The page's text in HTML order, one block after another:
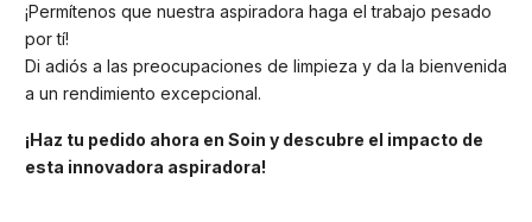
¡Permítenos que nuestra aspiradora haga el trabajo pesado
por tí!
Di adiós a las preocupaciones de limpieza y da la bienvenida
a un rendimiento excepcional.
¡Haz tu pedido ahora en Soin y descubre el impacto de
esta innovadora aspiradora!